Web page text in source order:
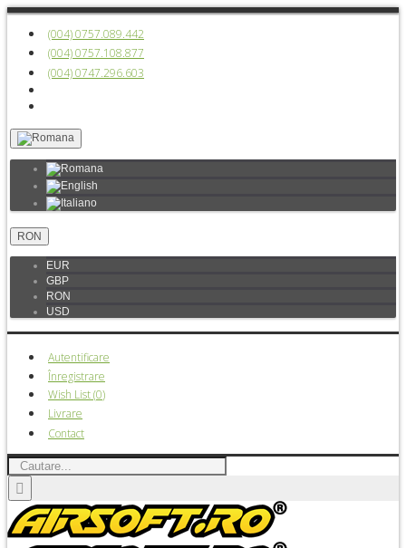
(004) 0757.089.442
(004) 0757.108.877
(004) 0747.296.603
RON
EUR
GBP
RON
USD
Autentificare
Înregistrare
Wish List (0)
Livrare
Contact